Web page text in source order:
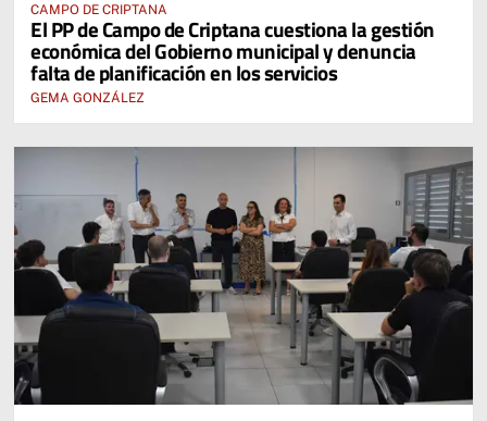
CAMPO DE CRIPTANA
El PP de Campo de Criptana cuestiona la gestión
económica del Gobierno municipal y denuncia
falta de planificación en los servicios
GEMA GONZÁLEZ